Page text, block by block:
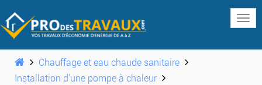
Chauffage et eau chaude sanitaire
Installation d'une pompe à chaleur